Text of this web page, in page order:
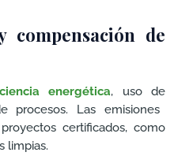
compensación de
energética, uso de
procesos. Las emisiones
certificados, como
limpias.